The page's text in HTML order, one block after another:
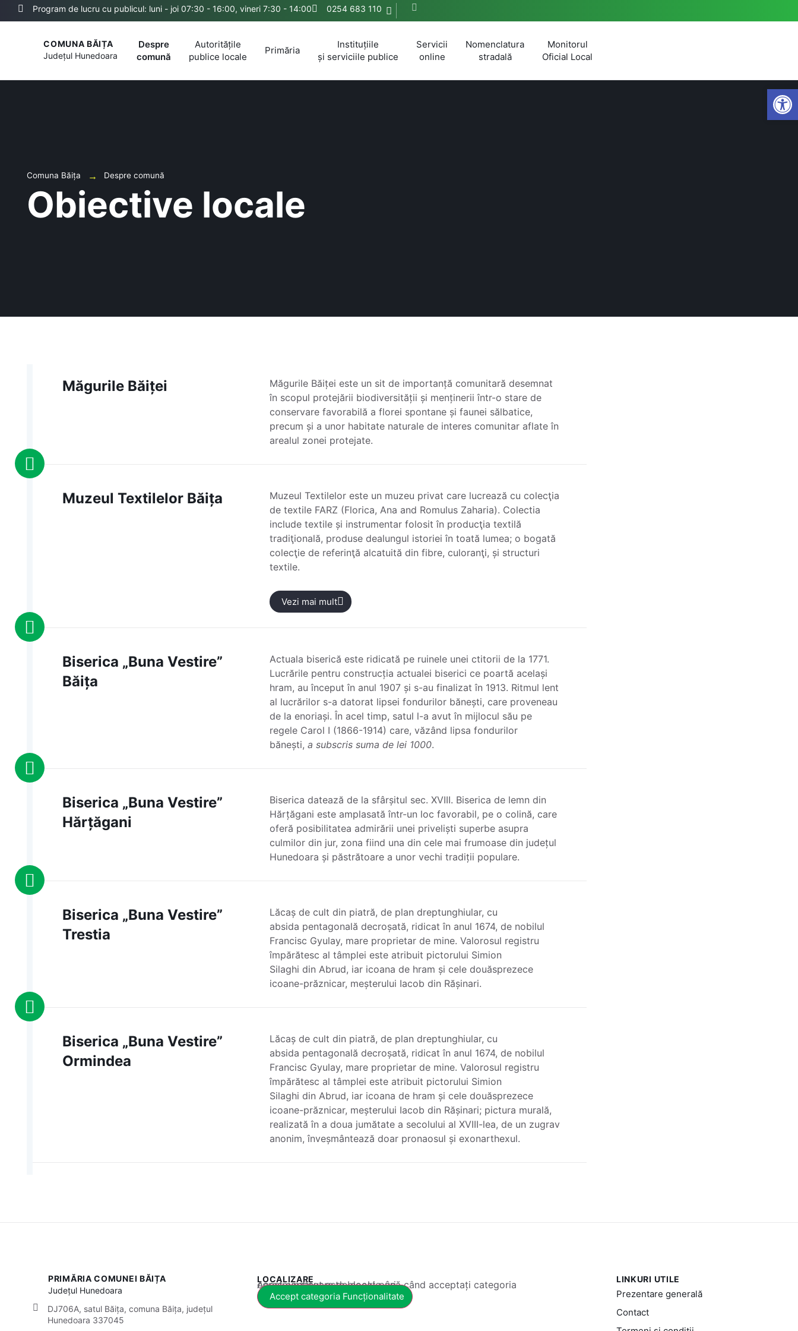
Program de lucru cu publicul: luni - joi 07:30 - 16:00, vineri 7:30 - 14:00 0254 683 110
COMUNA BĂIȚA
Județul Hunedoara
Despre
comună
Autoritățile
publice locale
Primăria
Instituțiile
și serviciile publice
Servicii
online
Nomenclatura
stradală
Monitorul
Oficial Local
Comuna Băița Despre comună
Obiective locale
Măgurile Băiței
Măgurile Băiței este un sit de importanță comunitară desemnat
în scopul protejării biodiversității și menținerii într-o stare de
conservare favorabilă a florei spontane și faunei sălbatice,
precum și a unor habitate naturale de interes comunitar aflate în
arealul zonei protejate.
Muzeul Textilelor Băița
Muzeul Textilelor este un muzeu privat care lucrează cu colecţia
de textile FARZ (Florica, Ana and Romulus Zaharia). Colectia
include textile și instrumentar folosit în producţia textilă
tradiţională, produse dealungul istoriei în toată lumea; o bogată
colecţie de referinţă alcatuită din fibre, culoranţi, și structuri
textile.
Vezi mai mult
Biserica „Buna Vestire”
Băița
Actuala biserică este ridicată pe ruinele unei ctitorii de la 1771.
Lucrările pentru construcția actualei biserici ce poartă același
hram, au început în anul 1907 și s-au finalizat în 1913. Ritmul lent
al lucrărilor s-a datorat lipsei fondurilor bănești, care proveneau
de la enoriași. În acel timp, satul l-a avut în mijlocul său pe
regele Carol I (1866-1914) care, văzând lipsa fondurilor
bănești,a subscris suma de lei 1000.
Biserica „Buna Vestire”
Hărțăgani
Biserica datează de la sfârșitul sec. XVIII. Biserica de lemn din
Hărțăgani este amplasată într-un loc favorabil, pe o colină, care
oferă posibilitatea admirării unei priveliști superbe asupra
culmilor din jur, zona fiind una din cele mai frumoase din județul
Hunedoara și păstrătoare a unor vechi tradiții populare.
Biserica „Buna Vestire”
Trestia
Lăcaș de cult din piatră, de plan dreptunghiular, cu
absida pentagonală decroșată, ridicat în anul 1674, de nobilul
Francisc Gyulay, mare proprietar de mine. Valorosul registru
împărătesc al tâmplei este atribuit pictorului Simion
Silaghi din Abrud, iar icoana de hram și cele douăsprezece
icoane-prăznicar, meșterului Iacob din Rășinari.
Biserica „Buna Vestire”
Ormindea
Lăcaș de cult din piatră, de plan dreptunghiular, cu
absida pentagonală decroșată, ridicat în anul 1674, de nobilul
Francisc Gyulay, mare proprietar de mine. Valorosul registru
împărătesc al tâmplei este atribuit pictorului Simion
Silaghi din Abrud, iar icoana de hram și cele douăsprezece
icoane-prăznicar, meșterului Iacob din Rășinari; pictura murală,
realizată în a doua jumătate a secolului al XVIII-lea, de un zugrav
anonim, înveșmântează doar pronaosul și exonarthexul.
PRIMĂRIA COMUNEI BĂIȚA
Județul Hunedoara
DJ706A, satul Băița, comuna Băița, județul
Hunedoara 337045
LOCALIZARE
Acest conținut este blocat până când acceptați categoria corespunzătoare de cookie-uri.
Accept categoria Funcționalitate
LINKURI UTILE
Prezentare generală
Contact